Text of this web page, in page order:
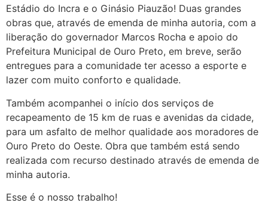
Estádio do Incra e o Ginásio Piauzão! Duas grandes
obras que, através de emenda de minha autoria, com a
liberação do governador Marcos Rocha e apoio do
Prefeitura Municipal de Ouro Preto, em breve, serão
entregues para a comunidade ter acesso a esporte e
lazer com muito conforto e qualidade.
Também acompanhei o início dos serviços de
recapeamento de 15 km de ruas e avenidas da cidade,
para um asfalto de melhor qualidade aos moradores de
Ouro Preto do Oeste. Obra que também está sendo
realizada com recurso destinado através de emenda de
minha autoria.
Esse é o nosso trabalho!